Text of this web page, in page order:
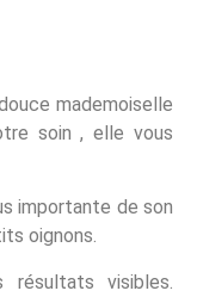
mademoiselle
soin , elle vous
importante de son
oignons.
visibles.